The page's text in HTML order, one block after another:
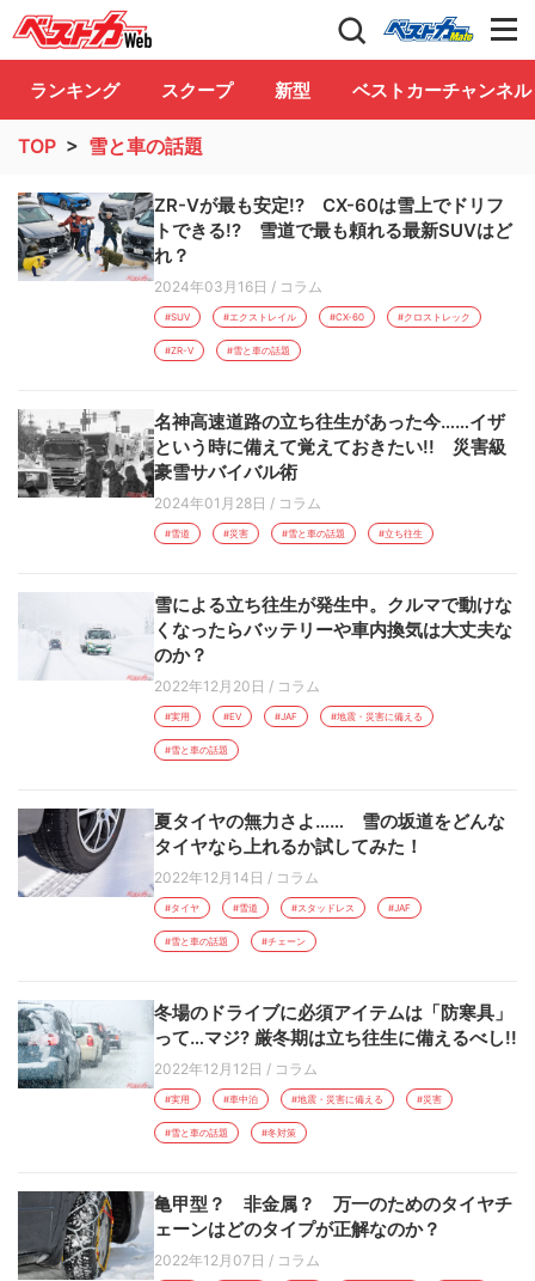
自動車情報誌「ベストカー」 Club
ランキング スクープ 新型 ベストカーチャンネル
TOP > 雪と車の話題
ZR-Vが最も安定!? CX-60は雪上でドリフ
トできる!? 雪道で最も頼れる最新SUVはど
れ？
2024年03月16日 / コラム
#SUV #エクストレイル #CX-60 #クロストレック
#ZR-V #雪と車の話題
名神高速道路の立ち往生があった今……イザ
という時に備えて覚えておきたい!! 災害級
豪雪サバイバル術
2024年01月28日 / コラム
#雪道 #災害 #雪と車の話題 #立ち往生
雪による立ち往生が発生中。クルマで動けな
くなったらバッテリーや車内換気は大丈夫な
のか？
2022年12月20日 / コラム
#実用 #EV #JAF #地震・災害に備える
#雪と車の話題
夏タイヤの無力さよ…… 雪の坂道をどんな
タイヤなら上れるか試してみた！
2022年12月14日 / コラム
#タイヤ #雪道 #スタッドレス #JAF
#雪と車の話題 #チェーン
冬場のドライブに必須アイテムは「防寒具」
って…マジ? 厳冬期は立ち往生に備えるべし!!
2022年12月12日 / コラム
#実用 #車中泊 #地震・災害に備える #災害
#雪と車の話題 #冬対策
亀甲型？ 非金属？ 万一のためのタイヤチ
ェーンはどのタイプが正解なのか？
2022年12月07日 / コラム